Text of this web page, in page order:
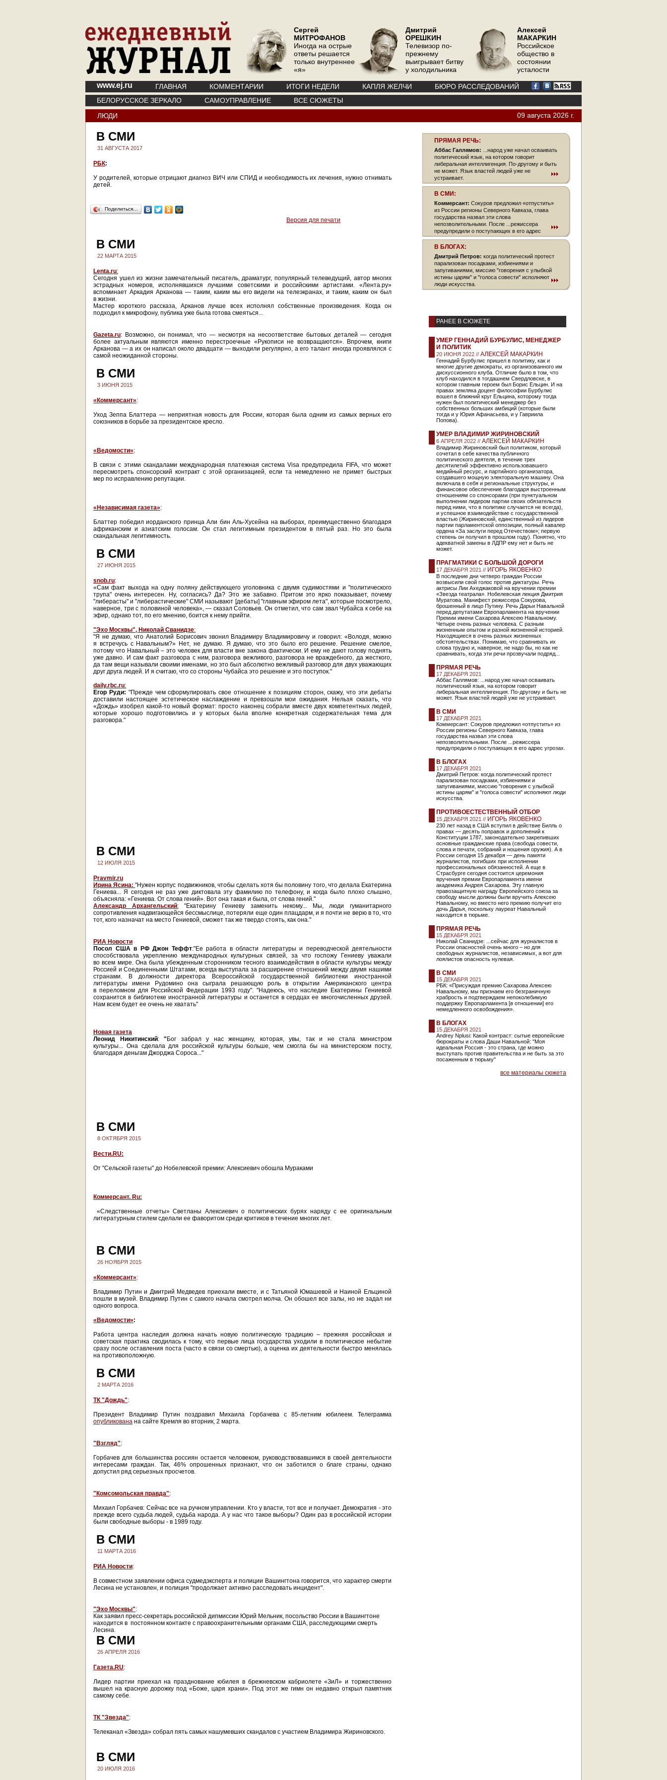
Сергей
МИТРОФАНОВ
Иногда на острые
ответы решается
только внутреннее
«я»
Дмитрий
ОРЕШКИН
Телевизор по-
прежнему
выигрывает битву
у холодильника
Алексей
МАКАРКИН
Российское
общество в
состоянии
усталости
www.ej.ru ГЛАВНАЯ КОММЕНТАРИИ ИТОГИ НЕДЕЛИ КАПЛЯ ЖЕЛЧИ
БЮРО РАССЛЕДОВАНИЙ
БЕЛОРУССКОЕ ЗЕРКАЛО
САМОУПРАВЛЕНИЕ
ВСЕ СЮЖЕТЫ
ЛЮДИ
09 августа 2026 г.
В СМИ
31 АВГУСТА 2017
РБК:
У родителей, которые отрицают диагноз ВИЧ или СПИД и необходимость их лечения, нужно отнимать
детей.
Поделиться…
Версия для печати
В СМИ
22 МАРТА 2015
Lenta.ru:
Сегодня ушел из жизни замечательный писатель, драматург, популярный телеведущий, автор многих
эстрадных номеров, исполнявшихся лучшими советскими и российскими артистами. «Лента.ру»
вспоминает Аркадия Арканова — таким, каким мы его видели на телеэкранах, и таким, каким он был
в жизни.
Мастер короткого рассказа, Арканов лучше всех исполнял собственные произведения. Когда он
подходил к микрофону, публика уже была готова смеяться...
Gazeta.ru: Возможно, он понимал, что — несмотря на несоответствие бытовых деталей — сегодня
более актуальным являются именно перестроечные «Рукописи не возвращаются». Впрочем, книги
Арканова — а их он написал около двадцати — выходили регулярно, а его талант иногда проявлялся с
самой неожиданной стороны.
В СМИ
3 ИЮНЯ 2015
«Коммерсант»:
Уход Зеппа Блаттера — неприятная новость для России, которая была одним из самых верных его
союзников в борьбе за президентское кресло.
«Ведомости»:
В связи с этими скандалами международная платежная система Visa предупредила FIFA, что может
пересмотреть спонсорский контракт с этой организацией, если та немедленно не примет быстрых
мер по исправлению репутации.
«Независимая газета»:
Блаттер победил иорданского принца Али бин Аль-Хусейна на выборах, преимущественно благодаря
африканским и азиатским голосам. Он стал легитимным президентом в пятый раз. Но это была
скандальная легитимность.
В СМИ
27 ИЮНЯ 2015
snob.ru:
«Сам факт выхода на одну поляну действующего уголовника с двумя судимостями и "политического
трупа" очень интересен. Ну, согласись? Да? Это же забавно. Притом это ярко показывает, почему
"либерасты" и "либерастические" СМИ называют [дебаты] "главным эфиром лета", которые посмотрело,
наверное, три с половиной человека», — сказал Соловьев. Он отметил, что сам звал Чубайса к себе на
эфир, однако тот, по его мнению, боится к нему прийти.
"Эхо Москвы", Николай Сванидзе:
"Я не думаю, что Анатолий Борисович звонил Владимиру Владимировичу и говорил: «Володя, можно
я встречусь с Навальным?» Нет, не думаю. Я думаю, что это было его решение. Решение смелое,
потому что Навальный – это человек для власти вне закона фактически. И ему не дают голову поднять
уже давно. И сам факт разговора с ним, разговора вежливого, разговора не враждебного, да жесткого,
да там вещи называли своими именами, но это был абсолютно вежливый разговор для двух уважающих
друг друга людей. И я считаю, что со стороны Чубайса это решение и это поступок."
daily.rbc.ru:
Егор Руди: "Прежде чем сформулировать свое отношение к позициям сторон, скажу, что эти дебаты
доставили настоящее эстетическое наслаждение и превзошли мои ожидания. Нельзя сказать, что
«Дождь» изобрел какой-то новый формат: просто наконец собрали вместе двух компетентных людей,
которые хорошо подготовились и у которых была вполне конкретная содержательная тема для
разговора."
В СМИ
12 ИЮЛЯ 2015
Pravmir.ru
Ирина Ясина:"Нужен корпус подвижников, чтобы сделать хотя бы половину того, что делала Екатерина
Гениева... Я сегодня не раз уже диктовала эту фамилию по телефону, и когда было плохо слышно,
объясняла: «Гениева. От слова гений». Вот она такая и была, от слова гений."
Александр Архангельский:"Екатерину Гениеву заменить некому... Мы, люди гуманитарного
сопротивления надвигающейся бессмыслице, потеряли еще один плацдарм, и я почти не верю в то, что
тот, кого назначат на место Гениевой, сможет так же твердо стоять, как она."
РИА Новости
Посол США в РФ Джон Теффт:"Ее работа в области литературы и переводческой деятельности
способствовала укреплению международных культурных связей, за что госпожу Гениеву уважали
во всем мире. Она была убежденным сторонником тесного взаимодействия в области культуры между
Россией и Соединенными Штатами, всегда выступала за расширение отношений между двумя нашими
странами. В должности директора Всероссийской государственной библиотеки иностранной
литературы имени Рудомино она сыграла решающую роль в открытии Американского центра
в переломном для Российской Федерации 1993 году". "Надеюсь, что наследие Екатерины Гениевой
сохранится в библиотеке иностранной литературы и останется в сердцах ее многочисленных друзей.
Нам всем будет ее очень не хватать"
Новая газета
Леонид Никитинский:" Бог забрал у нас женщину, которая, увы, так и не стала министром
культуры... Она сделала для российской культуры больше, чем смогла бы на министерском посту,
благодаря деньгам Джорджа Сороса..."
В СМИ
8 ОКТЯБРЯ 2015
Вести.RU:
От "Сельской газеты" до Нобелевской премии: Алексиевич обошла Мураками
Коммерсант. Ru:
«Следственные отчеты» Светланы Алексиевич о политических бурях наряду с ее оригинальным
литературным стилем сделали ее фаворитом среди критиков в течение многих лет.
В СМИ
26 НОЯБРЯ 2015
«Коммерсант»:
Владимир Путин и Дмитрий Медведев приехали вместе, и с Татьяной Юмашевой и Наиной Ельциной
пошли в музей. Владимир Путин с самого начала смотрел молча. Он обошел все залы, но не задал ни
одного вопроса.
«Ведомости»:
Работа центра наследия должна начать новую политическую традицию – прежняя российская и
советская практика сводилась к тому, что первые лица государства уходили в политическое небытие
сразу после оставления поста (часто в связи со смертью), а оценка их деятельности быстро менялась
на противоположную.
В СМИ
2 МАРТА 2016
ТК "Дождь":
Президент Владимир Путин поздравил Михаила Горбачева с 85-летним юбилеем. Телеграмма
опубликована на сайте Кремля во вторник, 2 марта.
"Взгляд":
Горбачев для большинства россиян остается человеком, руководствовавшимся в своей деятельности
интересами граждан. Так, 46% опрошенных признают, что он заботился о благе страны, однако
допустил ряд серьезных просчетов.
"Комсомольская правда":
Михаил Горбачев: Сейчас все на ручном управлении. Кто у власти, тот все и получает. Демократия - это
прежде всего судьба людей, судьба народа. А у нас что такое выборы? Один раз в российской истории
были свободные выборы - в 1989 году.
В СМИ
11 МАРТА 2016
РИА Новости:
В совместном заявлении офиса судмедэксперта и полиции Вашингтона говорится, что характер смерти
Лесина не установлен, и полиция "продолжает активно расследовать инцидент".
"Эхо Москвы":
Как заявил пресс-секретарь российской дипмиссии Юрий Мельник, посольство России в Вашингтоне
находится в постоянном контакте с правоохранительными органами США, расследующими смерть
Лесина.
В СМИ
26 АПРЕЛЯ 2016
Газета.RU:
Лидер партии приехал на празднование юбилея в брежневском кабриолете «ЗиЛ» и торжественно
вышел на красную дорожку под «Боже, царя храни». Под этот же гимн он недавно открыл памятник
самому себе.
ТК "Звезда":
Телеканал «Звезда» собрал пять самых нашумевших скандалов с участием Владимира Жириновского.
В СМИ
20 ИЮЛЯ 2016
ПРЯМАЯ РЕЧЬ:
Аббас Галлямов:
...народ уже начал осваивать
политический язык, на котором говорит
либеральная интеллигенция. По-другому и быть
не может. Язык властей людей уже не
устраивает.
В СМИ:
Коммерсант: Сокуров предложил «отпустить»
из России регионы Северного Кавказа, глава
государства назвал эти слова
непозволительными. После ...режиссера
предупредили о поступающих в его адрес
угрозах.
В БЛОГАХ:
Дмитрий Петров: когда политический протест
парализован посадками, избиениями и
запугиваниями, миссию "говорения с улыбкой
истины царям" и "голоса совести" исполняют
люди искусства.
РАНЕЕ В СЮЖЕТЕ
УМЕР ГЕННАДИЙ БУРБУЛИС, МЕНЕДЖЕР
И ПОЛИТИК
20 ИЮНЯ 2022 // АЛЕКСЕЙ МАКАРКИН
Геннадий Бурбулис пришел в политику, как и
многие другие демократы, из организованного им
дискуссионного клуба. Отличие было в том, что
клуб находился в тогдашнем Свердловске, в
котором главным героем был Борис Ельцин. И на
правах земляка доцент философии Бурбулис
вошел в ближний круг Ельцина, которому тогда
нужен был политический менеджер без
собственных больших амбиций (которые были
тогда и у Юрия Афанасьева, и у Гавриила
Попова).
УМЕР ВЛАДИМИР ЖИРИНОВСКИЙ
6 АПРЕЛЯ 2022 // АЛЕКСЕЙ МАКАРКИН
Владимир Жириновский был политиком, который
сочетал в себе качества публичного
политического деятеля, в течение трех
десятилетий эффективно использовавшего
медийный ресурс, и партийного организатора,
создавшего мощную электоральную машину. Она
включала в себя и региональные структуры, и
финансовое обеспечение благодаря выстроенным
отношениям со спонсорами (при пунктуальном
выполнении лидером партии своих обязательств
перед ними, что в политике случается не всегда),
и успешное взаимодействие с государственной
властью (Жириновский, единственный из лидеров
партии парламентской оппозиции, полный кавалер
ордена «За заслуги перед Отечеством»; первую
степень он получил в прошлом году). Понятно, что
адекватной замены в ЛДПР ему нет и быть не
может.
ПРАГМАТИКИ С БОЛЬШОЙ ДОРОГИ
17 ДЕКАБРЯ 2021 // ИГОРЬ ЯКОВЕНКО
В последние дни четверо граждан России
возвысили свой голос против диктатуры. Речь
актрисы Лии Ахеджаковой на вручении премии
«Звезда театрала». Нобелевская лекция Дмитрия
Муратова. Манифест режиссера Сокурова,
брошенный в лицо Путину. Речь Дарьи Навальной
перед депутатами Европарламента на вручении
Премии имени Сахарова Алексею Навальному.
Четыре очень разных человека. С разным
жизненным опытом и разной жизненной историей.
Находящиеся в очень разных жизненных
обстоятельствах. Понимаю, что сравнивать их
слова трудно и, наверное, не надо бы, но как не
сравнивать, когда эти речи прозвучали подряд...
ПРЯМАЯ РЕЧЬ
17 ДЕКАБРЯ 2021
Аббас Галлямов: ...народ уже начал осваивать
политический язык, на котором говорит
либеральная интеллигенция. По-другому и быть не
может. Язык властей людей уже не устраивает.
В СМИ
17 ДЕКАБРЯ 2021
Коммерсант: Сокуров предложил «отпустить» из
России регионы Северного Кавказа, глава
государства назвал эти слова
непозволительными. После ...режиссера
предупредили о поступающих в его адрес угрозах.
В БЛОГАХ
17 ДЕКАБРЯ 2021
Дмитрий Петров: когда политический протест
парализован посадками, избиениями и
запугиваниями, миссию "говорения с улыбкой
истины царям" и "голоса совести" исполняют люди
искусства.
ПРОТИВОЕСТЕСТВЕННЫЙ ОТБОР
15 ДЕКАБРЯ 2021 // ИГОРЬ ЯКОВЕНКО
230 лет назад в США вступил в действие Билль о
правах — десять поправок и дополнений к
Конституции 1787, законодательно закрепивших
основные гражданские права (свобода совести,
слова и печати, собраний и ношения оружия). А в
России сегодня 15 декабря — день памяти
журналистов, погибших при исполнении
профессиональных обязанностей. А еще в
Страсбурге сегодня состоится церемония
вручения премии Европарламента имени
академика Андрея Сахарова. Эту главную
правозащитную награду Европейского союза за
свободу мысли должны были вручить Алексею
Навальному, но вместо него премию получит его
дочь Дарья, поскольку лауреат Навальный
находится в тюрьме.
ПРЯМАЯ РЕЧЬ
15 ДЕКАБРЯ 2021
Николай Сванидзе: ...сейчас для журналистов в
России опасностей очень много – но для
свободных журналистов, независимых, а вот для
лоялистов опасность нулевая.
В СМИ
15 ДЕКАБРЯ 2021
РБК: «Присуждая премию Сахарова Алексею
Навальному, мы признаем его безграничную
храбрость и подтверждаем непоколебимую
поддержку Европарламента [в отношении] его
немедленного освобождения».
В БЛОГАХ
15 ДЕКАБРЯ 2021
Andrey Nplusi: Какой контраст: сытые европейские
бюрократы и слова Даши Навальной: "Моя
идеальная Россия - это страна, где можно
выступать против правительства и не быть за это
посаженным в тюрьму"
все материалы сюжета